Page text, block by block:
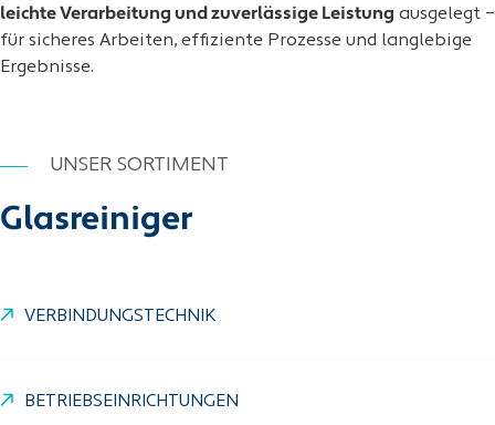
leichte Verarbeitung und zuverlässige Leistung ausgelegt –
für sicheres Arbeiten, effiziente Prozesse und langlebige
Ergebnisse.
UNSER SORTIMENT
Glasreiniger
VERBINDUNGSTECHNIK
BETRIEBSEINRICHTUNGEN